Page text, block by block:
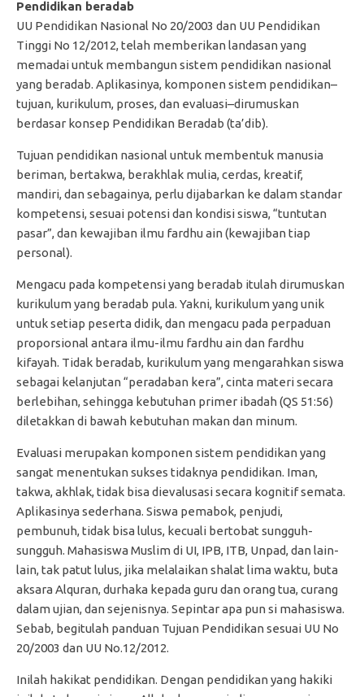
Pendidikan beradab
UU Pendidikan Nasional No 20/2003 dan UU Pendidikan
Tinggi No 12/2012, telah memberikan landasan yang
memadai untuk membangun sistem pendidikan nasional
yang beradab. Aplikasinya, komponen sistem pendidikan–
tujuan, kurikulum, proses, dan evaluasi–dirumuskan
berdasar konsep Pendidikan Beradab (ta’dib).
Tujuan pendidikan nasional untuk membentuk manusia
beriman, bertakwa, berakhlak mulia, cerdas, kreatif,
mandiri, dan sebagainya, perlu dijabarkan ke dalam standar
kompetensi, sesuai potensi dan kondisi siswa, “tuntutan
pasar”, dan kewajiban ilmu fardhu ain (kewajiban tiap
personal).
Mengacu pada kompetensi yang beradab itulah dirumuskan
kurikulum yang beradab pula. Yakni, kurikulum yang unik
untuk setiap peserta didik, dan mengacu pada perpaduan
proporsional antara ilmu-ilmu fardhu ain dan fardhu
kifayah. Tidak beradab, kurikulum yang mengarahkan siswa
sebagai kelanjutan “peradaban kera”, cinta materi secara
berlebihan, sehingga kebutuhan primer ibadah (QS 51:56)
diletakkan di bawah kebutuhan makan dan minum.
Evaluasi merupakan komponen sistem pendidikan yang
sangat menentukan sukses tidaknya pendidikan. Iman,
takwa, akhlak, tidak bisa dievalusasi secara kognitif semata.
Aplikasinya sederhana. Siswa pemabok, penjudi,
pembunuh, tidak bisa lulus, kecuali bertobat sungguh-
sungguh. Mahasiswa Muslim di UI, IPB, ITB, Unpad, dan lain-
lain, tak patut lulus, jika melalaikan shalat lima waktu, buta
aksara Alquran, durhaka kepada guru dan orang tua, curang
dalam ujian, dan sejenisnya. Sepintar apa pun si mahasiswa.
Sebab, begitulah panduan Tujuan Pendidikan sesuai UU No
20/2003 dan UU No.12/2012.
Inilah hakikat pendidikan. Dengan pendidikan yang hakiki